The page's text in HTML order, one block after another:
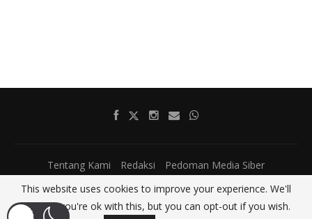
Tentang Kami Redaksi Pedoman Media Siber
@2017 - All Right Reserved.SatumenitNews
This website uses cookies to improve your experience. We'll
assume you're ok with this, but you can opt-out if you wish.